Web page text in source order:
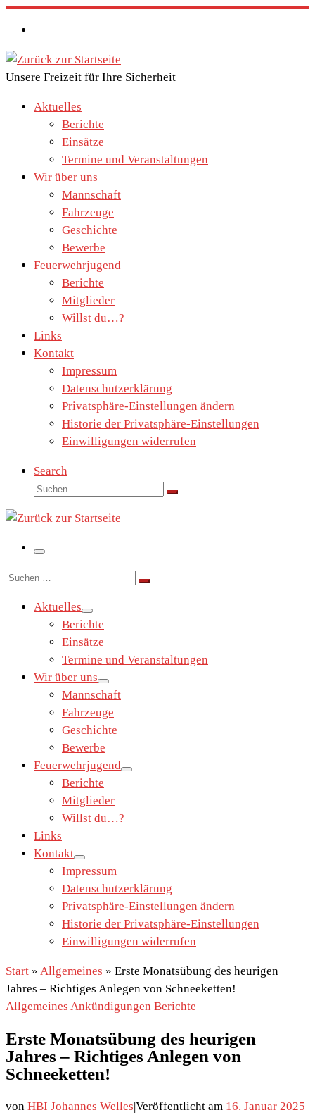
Zum
Inhalt
springen
Unsere Freizeit für Ihre Sicherheit
Aktuelles
Berichte
Einsätze
Termine und Veranstaltungen
Wir über uns
Mannschaft
Fahrzeuge
Geschichte
Bewerbe
Feuerwehrjugend
Berichte
Mitglieder
Willst du…?
Links
Kontakt
Impressum
Datenschutzerklärung
Privatsphäre-Einstellungen ändern
Historie der Privatsphäre-Einstellungen
Einwilligungen widerrufen
Search
Suche
Suchen …
Menü
Suche
Suchen …
Aktuelles
Berichte
Einsätze
Termine und Veranstaltungen
Wir über uns
Mannschaft
Fahrzeuge
Geschichte
Bewerbe
Feuerwehrjugend
Berichte
Mitglieder
Willst du…?
Links
Kontakt
Impressum
Datenschutzerklärung
Privatsphäre-Einstellungen ändern
Historie der Privatsphäre-Einstellungen
Einwilligungen widerrufen
Start » Allgemeines » Erste Monatsübung des heurigen
Jahres – Richtiges Anlegen von Schneeketten!
Allgemeines Ankündigungen Berichte
Erste Monatsübung des heurigen
Jahres – Richtiges Anlegen von
Schneeketten!
von HBI Johannes Welles|Veröffentlicht am 16. Januar 2025